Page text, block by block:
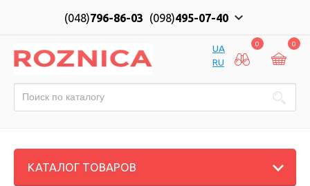
(048)796-86-03 (098)495-07-40
UA
RU
0 0
КАТАЛОГ ТОВАРОВ